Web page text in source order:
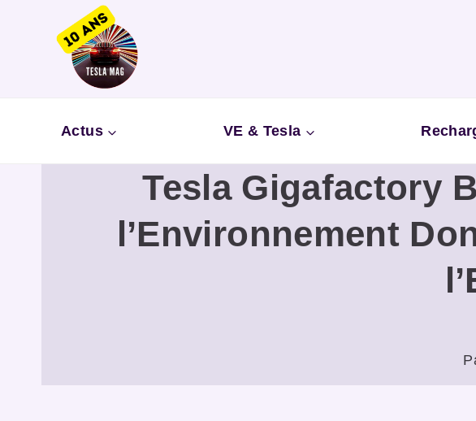
Actus VE & Tesla
Tesla Gigafactory
l’Environnement